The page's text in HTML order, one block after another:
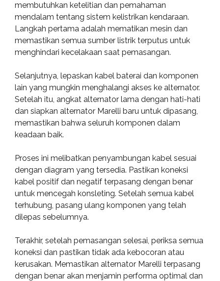
membutuhkan ketelitian dan pemahaman
mendalam tentang sistem kelistrikan kendaraan.
Langkah pertama adalah mematikan mesin dan
memastikan semua sumber listrik terputus untuk
menghindari kecelakaan saat pemasangan.
Selanjutnya, lepaskan kabel baterai dan komponen
lain yang mungkin menghalangi akses ke alternator.
Setelah itu, angkat alternator lama dengan hati-hati
dan siapkan alternator Marelli baru untuk dipasang,
memastikan bahwa seluruh komponen dalam
keadaan baik.
Proses ini melibatkan penyambungan kabel sesuai
dengan diagram yang tersedia. Pastikan koneksi
kabel positif dan negatif terpasang dengan benar
untuk mencegah konsleting. Setelah semua kabel
terhubung, pasang ulang komponen yang telah
dilepas sebelumnya.
Terakhir, setelah pemasangan selesai, periksa semua
koneksi dan pastikan tidak ada kebocoran atau
kerusakan. Memastikan alternator Marelli terpasang
dengan benar akan menjamin performa optimal dan